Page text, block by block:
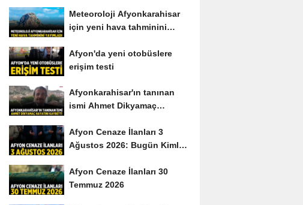
Meteoroloji Afyonkarahisar
için yeni hava tahminini
Afyon'da yeni otobüslere
erişim testi
Afyonkarahisar'ın tanınan
ismi Ahmet Dikyamaç
Afyon Cenaze İlanları 3
Ağustos 2026: Bugün Kimler
Afyon Cenaze İlanları 30
Temmuz 2026